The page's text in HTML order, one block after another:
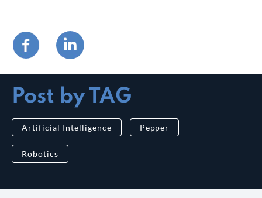
Post by TAG
Artificial Intelligence Pepper
Robotics